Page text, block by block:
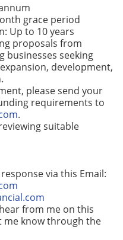
grace period
Up to 10 years
proposals from
businesses seeking
development,
please send your
requirements to
.
suitable
via this Email:
from me on this
me know through the